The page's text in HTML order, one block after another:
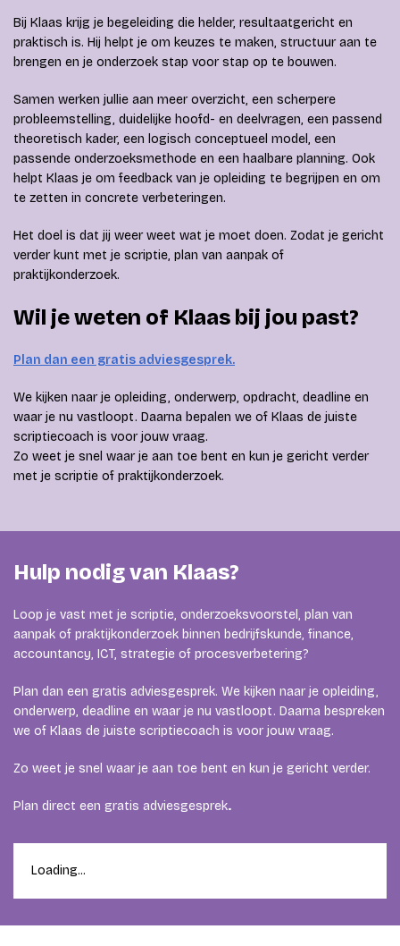
Bij Klaas krijg je begeleiding die helder, resultaatgericht en
praktisch is. Hij helpt je om keuzes te maken, structuur aan te
brengen en je onderzoek stap voor stap op te bouwen.
Samen werken jullie aan meer overzicht, een scherpere
probleemstelling, duidelijke hoofd- en deelvragen, een passend
theoretisch kader, een logisch conceptueel model, een
passende onderzoeksmethode en een haalbare planning. Ook
helpt Klaas je om feedback van je opleiding te begrijpen en om
te zetten in concrete verbeteringen.
Het doel is dat jij weer weet wat je moet doen. Zodat je gericht
verder kunt met je scriptie, plan van aanpak of
praktijkonderzoek.
Wil je weten of Klaas bij jou past?
Plan dan een gratis adviesgesprek.
We kijken naar je opleiding, onderwerp, opdracht, deadline en
waar je nu vastloopt. Daarna bepalen we of Klaas de juiste
scriptiecoach is voor jouw vraag.
Zo weet je snel waar je aan toe bent en kun je gericht verder
met je scriptie of praktijkonderzoek.
Hulp nodig van Klaas?
Loop je vast met je scriptie, onderzoeksvoorstel, plan van
aanpak of praktijkonderzoek binnen bedrijfskunde, finance,
accountancy, ICT, strategie of procesverbetering?
Plan dan een gratis adviesgesprek. We kijken naar je opleiding,
onderwerp, deadline en waar je nu vastloopt. Daarna bespreken
we of Klaas de juiste scriptiecoach is voor jouw vraag.
Zo weet je snel waar je aan toe bent en kun je gericht verder.
Plan direct een gratis adviesgesprek.
Loading...